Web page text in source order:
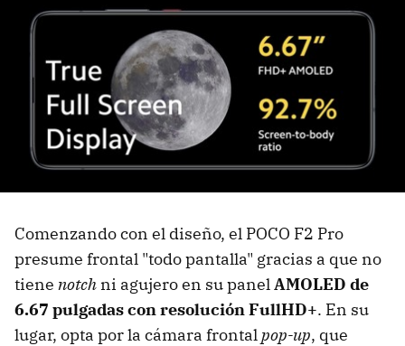
Comenzando con el diseño, el POCO F2 Pro
presume frontal "todo pantalla" gracias a que no
tiene notch ni agujero en su panel AMOLED de
6.67 pulgadas con resolución FullHD+. En su
lugar, opta por la cámara frontal pop-up, que